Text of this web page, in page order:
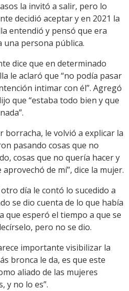
la invitó a salir, pero lo
decidió aceptar y en 2021 la
entendió y pensó que era
una persona pública.
dice que en determinado
le aclaró que “no podía pasar
intimar con él”. Agregó
que “estaba todo bien y que
borracha, le volvió a explicar la
pasando cosas que no
cosas que no quería hacer y
de mí”, dice la mujer.
día le contó lo sucedido a
se dio cuenta de lo que había
que esperó el tiempo a que se
pero no se dio.
importante visibilizar la
bronca le da, es que este
aliado de las mujeres
y no lo es”.